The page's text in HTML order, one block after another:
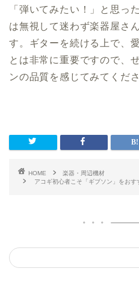
「弾いてみたい！」と思っ
は無視して迷わず楽器屋さ
す。ギターを続ける上で、
とは非常に重要ですので、
ンの品質を感じてみてくださ
HOME
楽器・周辺機材
アコギ初心者こそ「ギブソン」をおす